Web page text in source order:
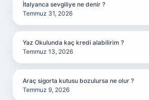
İtalyanca sevgiliye ne denir ?
Temmuz 31, 2026
Yaz Okulunda kaç kredi alabilirim ?
Temmuz 13, 2026
Araç sigorta kutusu bozulursa ne olur ?
Temmuz 9, 2026